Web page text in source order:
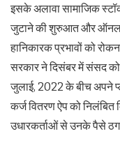
इसके अलावा सामाजिक
जुटाने की शुरुआत और
हानिकारक प्रभावों को
सरकार ने दिसंबर में संसद
जुलाई, 2022 के बीच अपने
कर्ज वितरण ऐप को निलंबित
उधारकर्ताओं से उनके पैसे